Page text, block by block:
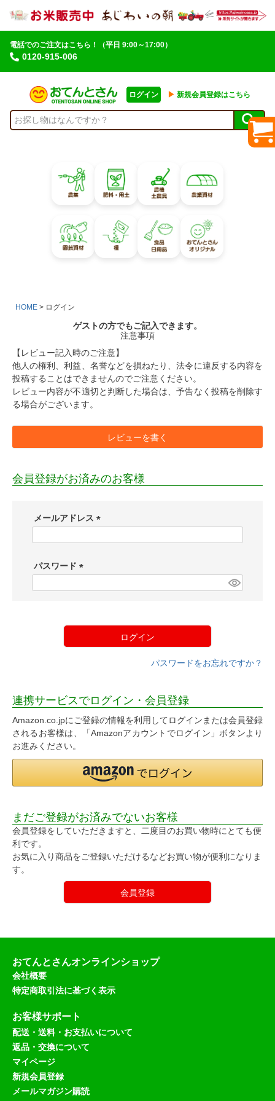
電話でのご注文はこちら！
0120-915-006
（平日 9:00～17:00）
ログイン ▶︎ 新規会員登録はこちら
HOME ログイン
ゲストの方でもご記入できます。
注意事項
【レビュー記入時のご注意】
他人の権利、利益、名誉などを損ねたり、法令に違反する内容を
投稿することはできませんのでご注意ください。
レビュー内容が不適切と判断した場合は、予告なく投稿を削除す
る場合がございます。
レビューを書く
会員登録がお済みのお客様
メールアドレス
)
パスワード
ログイン
パスワードをお忘れですか？
連携サービスでログイン・会員登録
Amazon.co.jpにご登録の情報を利用してログインまたは会員登録
されるお客様は、「Amazonアカウントでログイン」ボタンより
お進みください。
まだご登録がお済みでないお客様
会員登録をしていただきますと、二度目のお買い物時にとても便
利です。
お気に入り商品をご登録いただけるなどお買い物が便利になりま
す。
会員登録
おてんとさんオンラインショップ
会社概要
特定商取引法に基づく表示
お客様サポート
配送・送料・お支払いについて
返品・交換について
マイページ
新規会員登録
メールマガジン購読